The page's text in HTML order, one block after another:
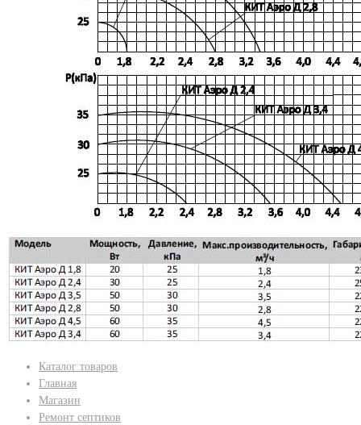
Каталог товаров
Главная
Магазин
Ремонт септиков